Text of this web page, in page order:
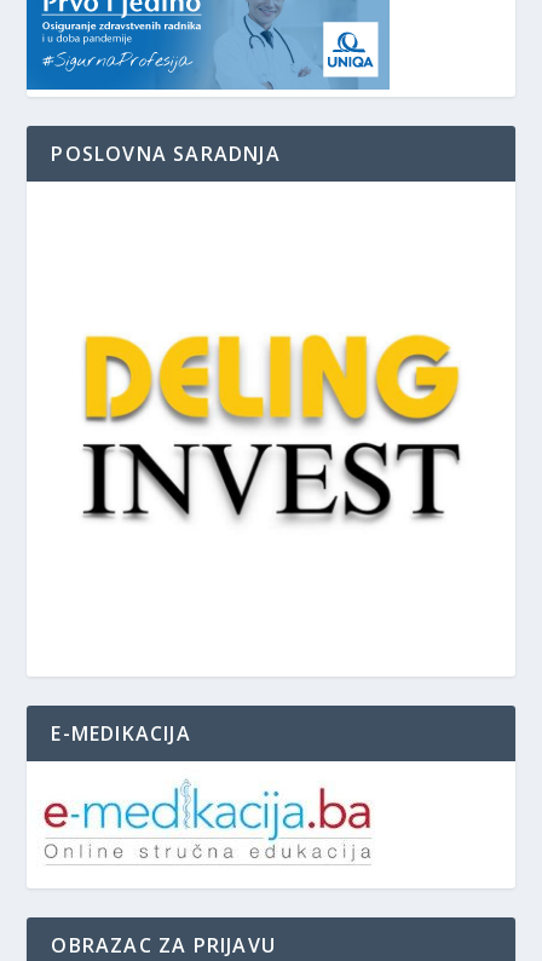
POSLOVNA SARADNJA
E-MEDIKACIJA
OBRAZAC ZA PRIJAVU